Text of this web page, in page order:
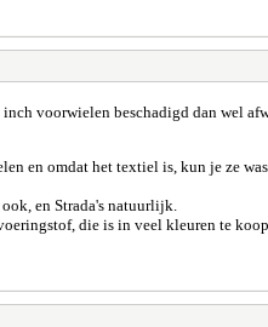
voorwielen beschadigd dan wel
en omdat het textiel is, kun je ze
en Strada's natuurlijk.
die is in veel kleuren te koop.